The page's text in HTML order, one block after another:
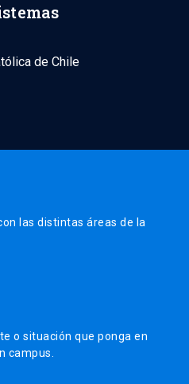
de Chile
las distintas áreas de la
o situación que ponga en
campus.